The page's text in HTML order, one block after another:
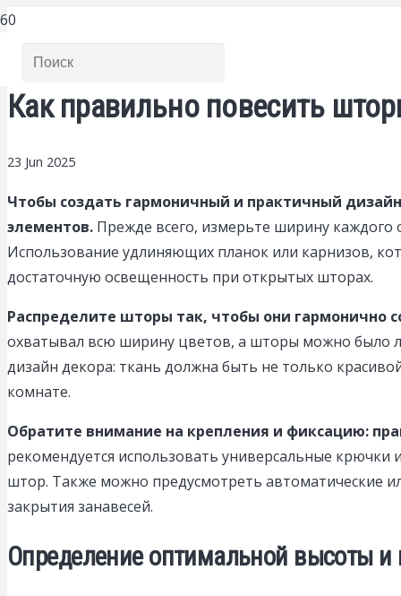
Как правильно повесить
23 Jun 2025
Чтобы создать гармоничный и практичный
элементов. Прежде всего, измерьте ширину
Использование удлиняющих планок или карнизов,
достаточную освещенность при открытых шторах.
Распределите шторы так, чтобы они гармонично
охватывал всю ширину цветов, а шторы можно было
дизайн декора: ткань должна быть не только
комнате.
Обратите внимание на крепления и фиксацию:
рекомендуется использовать универсальные
штор. Также можно предусмотреть автоматические
закрытия занавесей.
Определение оптимальной высоты